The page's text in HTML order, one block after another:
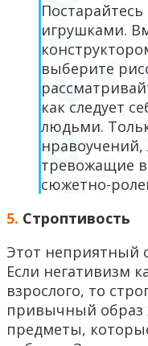
игрушками.
выберите
как следует
людьми.
тревожащие
сюжетно-
5. Строптивость
Этот неприятный
Если негативизм
взрослого, то
привычный образ
предметы,